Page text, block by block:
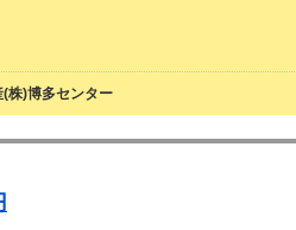
株)博多センター